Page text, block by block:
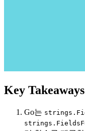
Key Takeaways
Go는